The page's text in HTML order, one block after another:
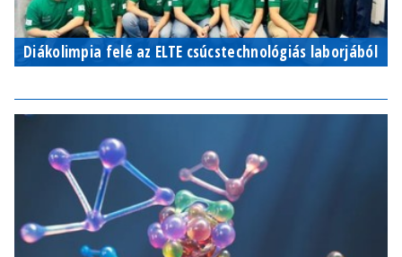
Diákolimpia felé az ELTE csúcstechnológiás laborjából